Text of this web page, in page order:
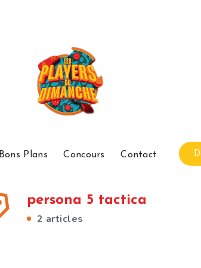
Bons Plans Concours Contact
persona 5 tactica
2 articles